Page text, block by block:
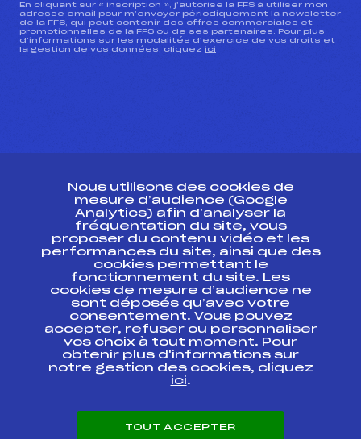
En cliquant sur « inscription », j’autorise la FFS à utiliser mon
adresse email pour m’envoyer périodiquement la newsletter
de la FFS, qui peut contenir des offres commerciales et
promotionnelles de la FFS ou de ses partenaires. Pour plus
d’informations sur les modalités d’exercice de vos droits et
la gestion de vos données, cliquez ici
Ressources
Pass’Neige
Projet sportif fédéral
Projet de performance fédéral
Antidopage
Pôle Développement, Formation, Suivi
Scientifique
Listes ministérielles
Pôle vie de l’athlète
Enseignement professionnel
Nous utilisons des cookies de
mesure d’audience (Google
Analytics) afin d’analyser la
fréquentation du site, vous
proposer du contenu vidéo et les
performances du site, ainsi que des
cookies permettant le
fonctionnement du site. Les
cookies de mesure d’audience ne
sont déposés qu’avec votre
consentement. Vous pouvez
accepter, refuser ou personnaliser
vos choix à tout moment. Pour
obtenir plus d'informations sur
notre gestion des cookies, cliquez
ici.
TOUT ACCEPTER